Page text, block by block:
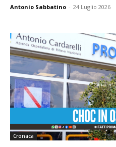
Antonio Sabbatino - 24 Luglio 2026
Cronaca